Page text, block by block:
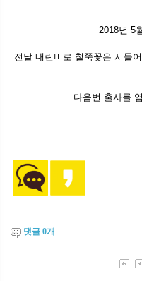
2018년 5
전날 내린비로 철쭉꽃은 시들
다음번 출사를
댓글 0개